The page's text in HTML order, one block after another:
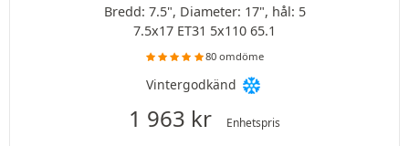
Bredd: 7.5", Diameter: 17", hål: 5
7.5x17 ET31 5x110 65.1
80 omdöme
Vintergodkänd
1 963 kr Enhetspris